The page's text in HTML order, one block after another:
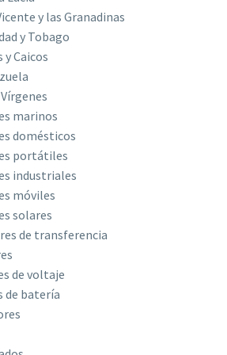
y las Granadinas
y Tobago
y Caicos
marinos
domésticos
portátiles
industriales
móviles
solares
de transferencia
de voltaje
de batería